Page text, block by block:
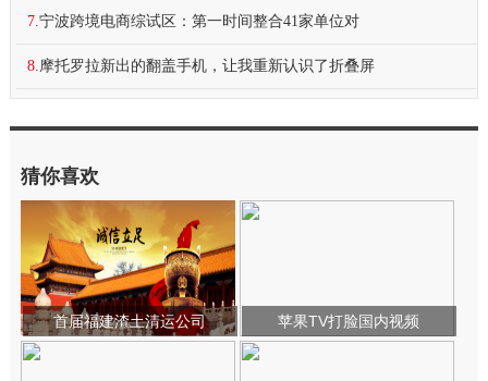
7.宁波跨境电商综试区：第一时间整合41家单位对
8.摩托罗拉新出的翻盖手机，让我重新认识了折叠屏
猜你喜欢
首届福建渣土清运公司 苹果TV打脸国内视频